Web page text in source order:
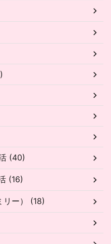
(40)
(16)
リー） (18)